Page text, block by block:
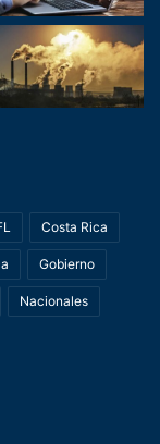
Costa Rica
Gobierno
Nacionales